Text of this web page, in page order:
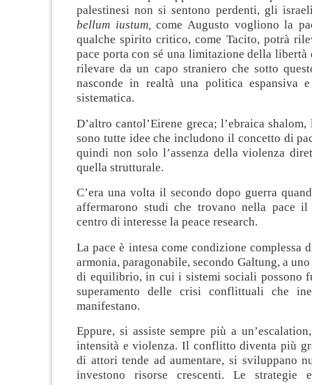
palestinesi non si sentono perdenti, gli
bellum iustum,come Augusto vogliono la
qualche spirito critico, come Tacito, potrà
pace porta con sé una limitazione della libertà
rilevare da un capo straniero che sotto
nasconde in realtà una politica espansiva
sistematica.
D’altro cantol’Eirene greca; l’ebraica shalom,
sono tutte idee che includono il concetto di
quindi non solo l’assenza della violenza
quella strutturale.
C’era una volta il secondo dopo guerra
affermarono studi che trovano nella pace
centro di interesse la peace research.
La pace è intesa come condizione complessa
armonia, paragonabile, secondo Galtung, a
di equilibrio, in cui i sistemi sociali possono
superamento delle crisi conflittuali che
manifestano.
Eppure, si assiste sempre più a
intensità e violenza. Il conflitto diventa più
di attori tende ad aumentare, si sviluppano
investono risorse crescenti. Le strategie